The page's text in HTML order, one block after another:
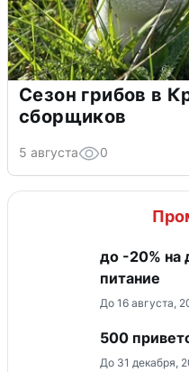
Сезон грибов в
сборщиков
5 августа 0
до -20% на
питание
До 16 августа,
500
До 31 декабря,